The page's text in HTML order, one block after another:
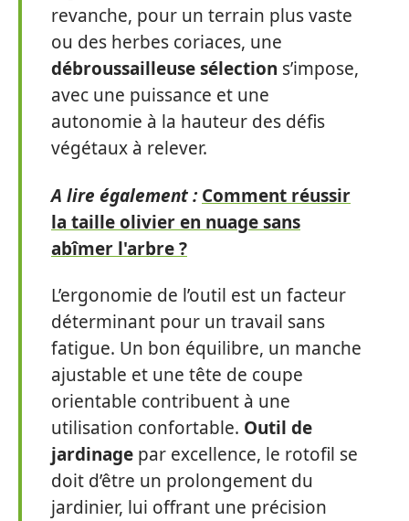
revanche, pour un terrain plus vaste
ou des herbes coriaces, une
débroussailleuse sélection s’impose,
avec une puissance et une
autonomie à la hauteur des défis
végétaux à relever.
A lire également : Comment réussir
la taille olivier en nuage sans
abîmer l'arbre ?
L’ergonomie de l’outil est un facteur
déterminant pour un travail sans
fatigue. Un bon équilibre, un manche
ajustable et une tête de coupe
orientable contribuent à une
utilisation confortable. Outil de
jardinage par excellence, le rotofil se
doit d’être un prolongement du
jardinier, lui offrant une précision